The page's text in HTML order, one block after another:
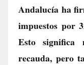
Andalucía ha
impuestos por
Esto significa
recauda, pero